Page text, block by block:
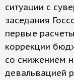
ситуации с
заседания
первые
коррекции
со снижением
девальвацией